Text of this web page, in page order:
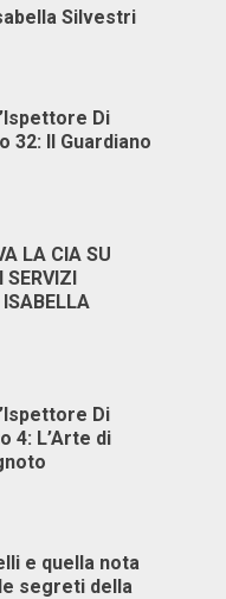
Silvestri
Di
32: Il Guardiano
LA CIA SU
SERVIZI
Di
4: L’Arte di
e quella nota
segreti della